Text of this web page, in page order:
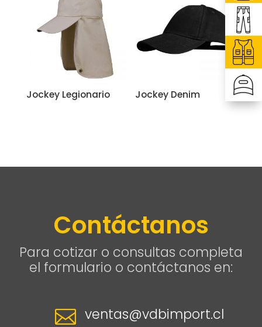
Jockey Legionario Jockey Denim
Contáctanos
Para cotizar o consultas completa
el formulario o contáctanos en:
 ventas@vdbimport.cl